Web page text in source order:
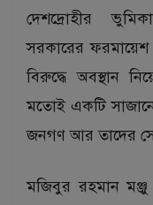
দেশদ্রোহীর
সরকারের
বিরুদ্ধে অবস্থান
মতোই একটি সাজানো
জনগণ আর তাদের
মজিবুর রহমান মঞ্জু